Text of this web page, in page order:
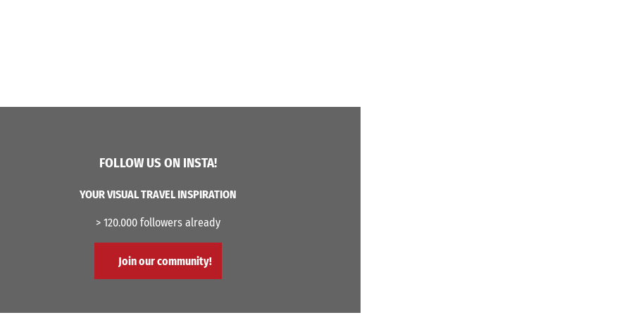
FOLLOW US ON INSTA!
YOUR VISUAL TRAVEL INSPIRATION
> 120.000 followers already
Join our community!